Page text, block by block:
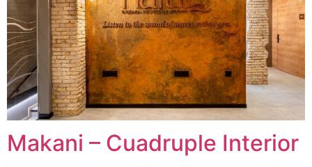
Makani – Cuadruple Interior